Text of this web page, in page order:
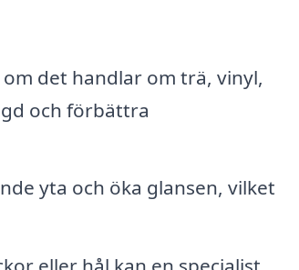
det handlar om trä, vinyl,
och förbättra
yta och öka glansen, vilket